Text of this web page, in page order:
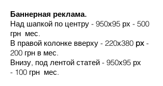
Баннерная реклама.
Над шапкой по центру - 950х95 рх - 500
грн мес.
В правой колонке вверху - 220х380 px -
200 грн в мес.
Внизу, под лентой статей - 950х95 рх
- 100 грн мес.